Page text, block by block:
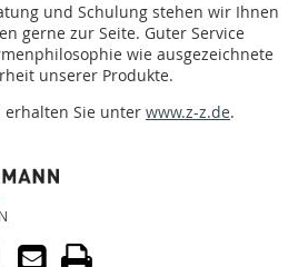
und Schulung stehen wir Ihnen
gerne zur Seite. Guter Service
wie ausgezeichnete
unserer Produkte.
Sie unter www.z-z.de.